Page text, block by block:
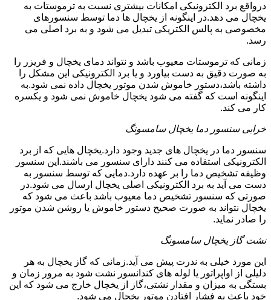
درواقع برد الکترونیکی امکانات بیشتری نسبت به ترموستات به
یخچال می دهد.در اینگونه از یخچال ها دما توسط سنسورهای
مخصوصی به پالس الکتریکی تبدیل می شود و به برد اصلی می
رسد.
زمانی که ترموستات معیوب باشد و نتواند دمای یخچال و فریزر را
به صورت دقیق به دست بیاورد و یا برد الکترونیکی این مشکل را
داشته باشد،دستور خاموش شدن موتور یخچال داده نمی شود.به
اینگونه است که گفته می شود یخچال خاموش نمی شود و یکسره
کار می کند.
خرابی سنسور دما یخچال سامسونگ
سنسور دما در یخچال های جدید وجود دارد.یخچال هایی که از برد
الکترونیکی استفاده می کنند دارای سنسور می باشند.این سنسور
وظیفه تشخیص دما را بر عهده دارد.دمایی که توسط سنسور به
دست می آید به برد الکترونیکی اصلی یخچال ارسال می شود.در
صورتی که سنسور تشخیص دما معیوب باشد باعث می شود که
یخچال نتواند به صورت صحیح دستور خاموش یا روشن شدن موتور
را صادر نماید.
نشت گاز یخچال سامسونگ
این مورد خیلی به ندرت پیش می آید.زمانی که گاز یخچال به هر
دلیلی از اواپراتور یا لوله های کندانسور نشت شود به مرور زمان و
بستگی به میزان و مقدار نشتی،گاز از یخچال خارج می شود که این
خود باعث به فشار افتادن موتور یخچال می شود.